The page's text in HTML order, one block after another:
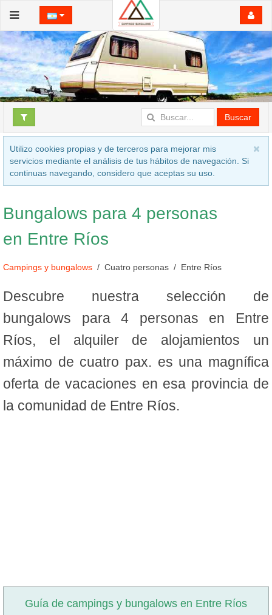
Buscar
Utilizo cookies propias y de terceros para mejorar mis
servicios mediante el análisis de tus hábitos de navegación. Si
continuas navegando, considero que aceptas su uso.
Bungalows para 4 personas
en Entre Ríos
Campings y bungalows Cuatro personas Entre Ríos
Descubre nuestra selección de
bungalows para 4 personas en Entre
Ríos, el alquiler de alojamientos un
máximo de cuatro pax. es una magnífica
oferta de vacaciones en esa provincia de
la comunidad de Entre Ríos.
Guía de campings y bungalows en Entre Ríos